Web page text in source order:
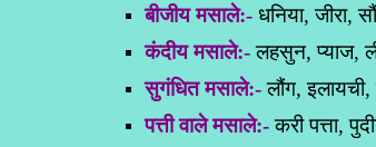
बीजीय मसाले:- धनिया, जीरा,
कंदीय मसाले:- लहसुन, प्याज,
सुगंधित मसाले:- लौंग,
पत्ती वाले मसाले:- करी पत्ता,